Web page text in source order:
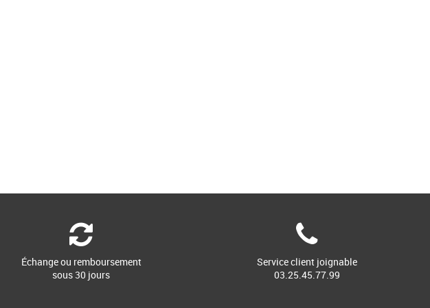
Échange ou remboursement
sous 30 jours
Service client joignable
03.25.45.77.99